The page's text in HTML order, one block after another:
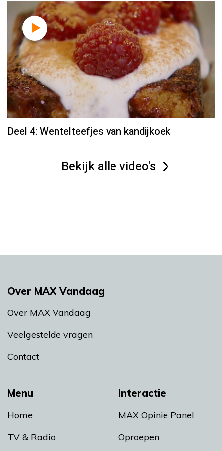
Deel 4: Wentelteefjes van kandijkoek
Bekijk alle video's
Menu
Home
TV & Radio
Interactie
MAX Opinie Panel
Oproepen
Over MAX Vandaag
Over MAX Vandaag
Veelgestelde vragen
Contact